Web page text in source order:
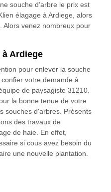
souche d’arbre le prix est
élagage à Ardiege, alors
Alors venez nombreux pour
Ardiege
pour enlever la souche
votre demande à
de paysagiste 31210.
la bonne tenue de votre
souches d'arbres. Présents
des travaux de
de haie. En effet,
si cous avez besoin du
une nouvelle plantation.